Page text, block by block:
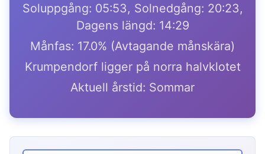
Soluppgång: 05:53, Solnedgång: 20:23,
Dagens längd: 14:29
Månfas: 17.0% (Avtagande månskära)
Krumpendorf ligger på norra halvklotet
Aktuell årstid: Sommar